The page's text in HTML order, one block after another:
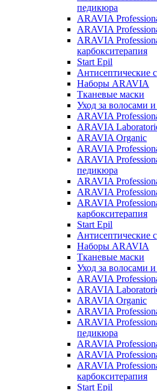
педикюра
ARAVIA
ARAVIA
ARAVIA
карбокситерапия
Start Epil
Антисептические
Наборы ARAVIA
Тканевые маски
Уход за волосами
ARAVIA
ARAVIA
ARAVIA Organic
ARAVIA
ARAVIA
педикюра
ARAVIA
ARAVIA
ARAVIA
карбокситерапия
Start Epil
Антисептические
Наборы ARAVIA
Тканевые маски
Уход за волосами
ARAVIA
ARAVIA
ARAVIA Organic
ARAVIA
ARAVIA
педикюра
ARAVIA
ARAVIA
ARAVIA
карбокситерапия
Start Epil